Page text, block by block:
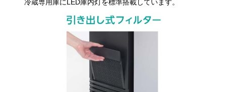
冷蔵専用庫にLED庫内灯を標準搭載しています。